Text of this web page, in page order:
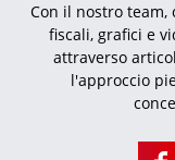
Con il nostro team,
fiscali, grafici e
attraverso
l'approccio